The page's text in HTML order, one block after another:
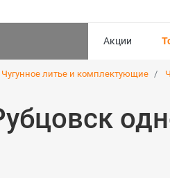
Акции
Чугунное литье и комплектующие